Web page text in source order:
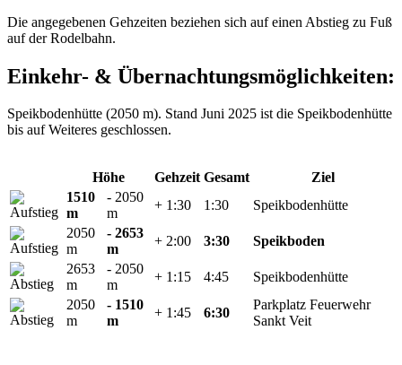
Die angegebenen Gehzeiten beziehen sich auf einen Abstieg zu Fuß
auf der Rodelbahn.
Einkehr- & Übernachtungsmöglichkeiten:
Speikbodenhütte (2050 m). Stand Juni 2025 ist die Speikbodenhütte
bis auf Weiteres geschlossen.
Höhe Gehzeit Gesamt
Ziel
1510
m
- 2050
m
+ 1:30 1:30
Speikbodenhütte
2050
m
- 2653
m
+ 2:00 3:30
Speikboden
2653
m
- 2050
m
+ 1:15 4:45
Speikbodenhütte
2050
m
- 1510
m
+ 1:45 6:30
Parkplatz Feuerwehr
Sankt Veit